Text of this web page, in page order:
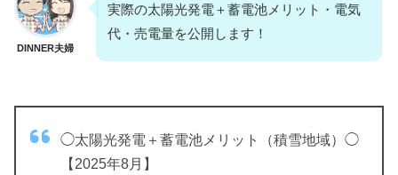
DINNER夫婦
実際の太陽光発電＋蓄電池メリット・電気
代・売電量を公開します！
◯太陽光発電＋蓄電池メリット（積雪地域）◯
【2025年8月】